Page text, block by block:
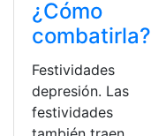
¿Cómo
combatirla?
Festividades
depresión. Las
festividades